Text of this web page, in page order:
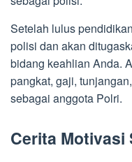
Setelah lulus
polisi dan akan
bidang keahlian Anda.
pangkat, gaji,
sebagai anggota Polri.
Cerita Motivasi